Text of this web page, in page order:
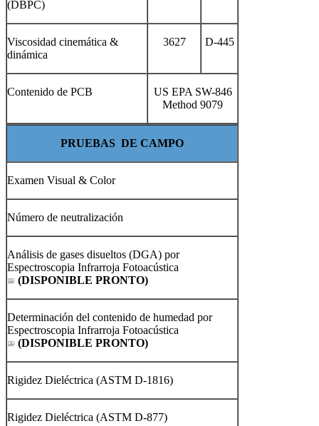
(DBPC)
Viscosidad cinemática &
dinámica
3627 D-445
Contenido de PCB
US EPA SW-846
Method 9079
PRUEBAS DE CAMPO
Examen Visual & Color
Número de neutralización
Análisis de gases disueltos (DGA) por
Espectroscopia Infrarroja Fotoacústica
(DISPONIBLE PRONTO)
Determinación del contenido de humedad por
Espectroscopia Infrarroja Fotoacústica
(DISPONIBLE PRONTO)
Rigidez Dieléctrica (ASTM D-1816)
Rigidez Dieléctrica (ASTM D-877)